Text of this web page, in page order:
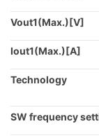
Vout1(Max.)[V]
Iout1(Max.)[A]
Technology
SW frequency